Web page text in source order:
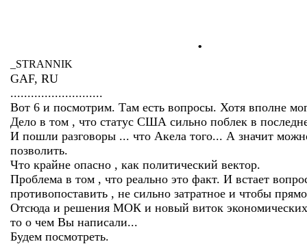
.
_STRANNIK
GAF, RU
...........................
Вот 6 и посмотрим. Там есть вопросы. Хотя вполне
Дело в том , что статус США сильно поблек в
И пошли разговоры ... что Акела того... А значит
позволить.
Что крайне опасно , как политический вектор.
Проблема в том , что реально это факт. И встает
противопоставить , не сильно затратное и чтобы
Отсюда и решения МОК и новый виток
то о чем Вы написали...
Будем посмотреть.